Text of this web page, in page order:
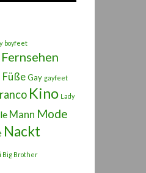
boyfeet
Fernsehen
FüßeGay gayfeet
Kino Lady
Mann Mode
Nackt
Big Brother